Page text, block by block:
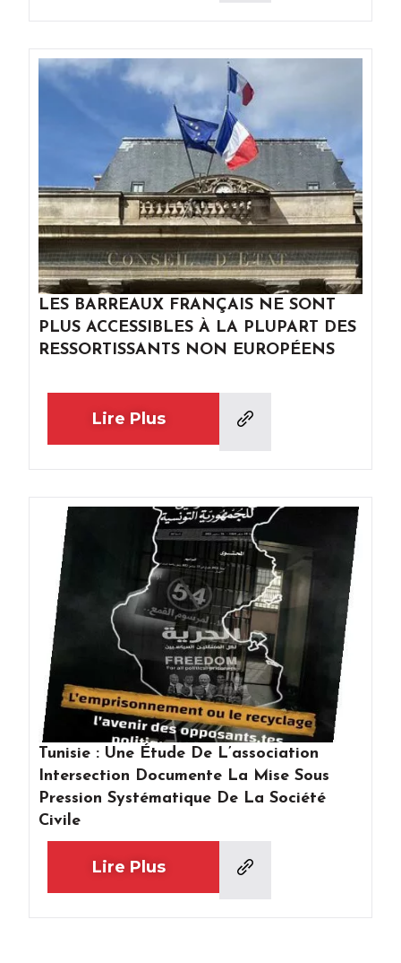
LES BARREAUX FRANÇAIS NE SONT
PLUS ACCESSIBLES À LA PLUPART DES
RESSORTISSANTS NON EUROPÉENS
Lire Plus
Tunisie : Une Étude De L’association
Intersection Documente La Mise Sous
Pression Systématique De La Société
Civile
Lire Plus